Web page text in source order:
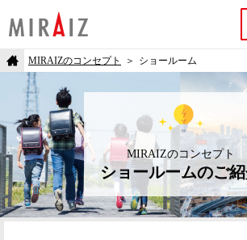
MIRAIZのコンセプト ショールーム
MIRAIZのコンセプト
ショールームのご